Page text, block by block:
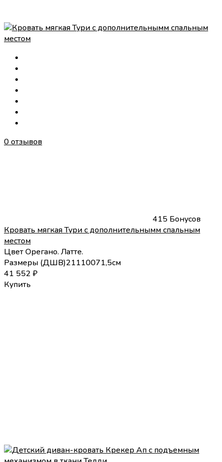
0 отзывов
415 Бонусов
Кровать мягкая Тури с дополнительнымм спальным
местом
ЦветОрегано. Латте.
Размеры (ДШВ)21110071,5см
41 552 ₽
Купить